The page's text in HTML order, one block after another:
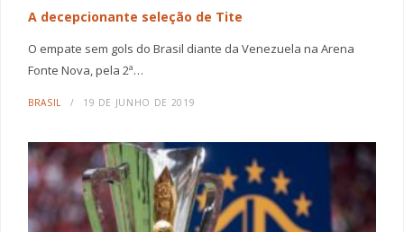
A decepcionante seleção de Tite
O empate sem gols do Brasil diante da Venezuela na Arena
Fonte Nova, pela 2ª…
BRASIL 19 DE JUNHO DE 2019